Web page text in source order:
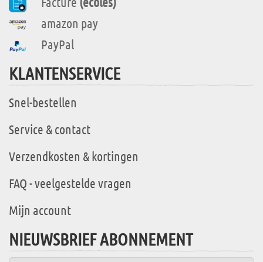
amazon pay
PayPal
KLANTENSERVICE
Snel-bestellen
Service & contact
Verzendkosten & kortingen
FAQ - veelgestelde vragen
Mijn account
NIEUWSBRIEF ABONNEMENT